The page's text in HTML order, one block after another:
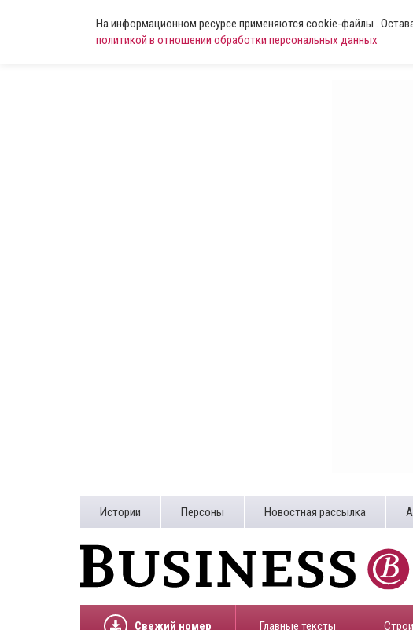
На информационном ресурсе применяются cookie-файлы .
политикой в отношении обработки персональных данных
Истории Персоны Новостная рассылка
Свежий номер Главные тексты